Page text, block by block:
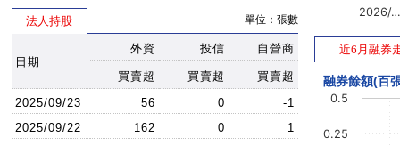
法人持股 單位：張數
日期
外資 投信 自營商
買賣超 買賣超
買賣超
2025/09/23
56 0
-1
2025/09/22
162 0
1
2026/
近6月融券
融券餘額(百
0.25
0.5